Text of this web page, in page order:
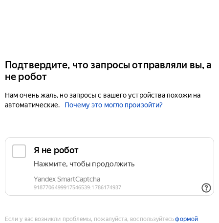
Подтвердите, что запросы отправляли вы, а
не робот
Нам очень жаль, но запросы с вашего устройства похожи на
автоматические.
Почему это могло произойти?
Если у вас возникли проблемы, пожалуйста, воспользуйтесьформой